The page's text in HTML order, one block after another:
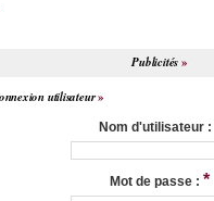
Publicités
utilisateur
Nom d'utilisateur :
Mot de passe : *